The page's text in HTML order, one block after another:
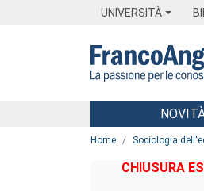
UNIVERSITÀ
Menu
Home Sociologia
CHIUSURA